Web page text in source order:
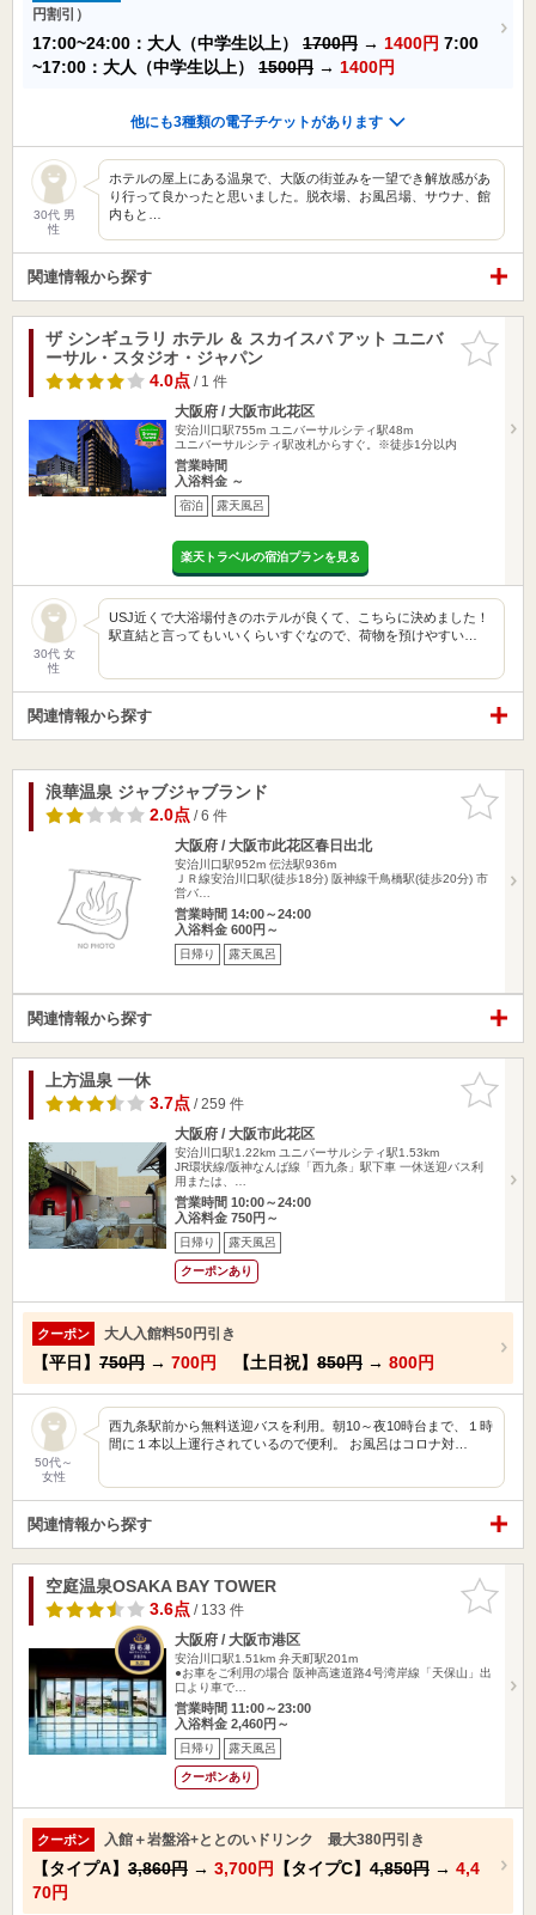
円割引）
17:00~24:00：大人（中学生以上） 1700円 → 1400円 7:00
~17:00：大人（中学生以上） 1500円 → 1400円
他にも3種類の電子チケットがあります
30代 男
性
ホテルの屋上にある温泉で、大阪の街並みを一望でき解放感があ
り行って良かったと思いました。脱衣場、お風呂場、サウナ、館
内もと…
関連情報から探す
お気に入
りに追加
ザ シンギュラリ ホテル ＆ スカイスパ アット ユニバ
ーサル・スタジオ・ジャパン
4.0点/ 1 件
大阪府 / 大阪市此花区
安治川口駅755m ユニバーサルシティ駅48m
ユニバーサルシティ駅改札からすぐ。※徒歩1分以内
営業時間
入浴料金 ～
宿泊 露天風呂
楽天トラベルの宿泊プランを見る
30代 女
性
USJ近くで大浴場付きのホテルが良くて、こちらに決めました！
駅直結と言ってもいいくらいすぐなので、荷物を預けやすい…
関連情報から探す
お気に入
りに追加
浪華温泉 ジャブジャブランド
2.0点/ 6 件
大阪府 / 大阪市此花区春日出北
安治川口駅952m 伝法駅936m
ＪＲ線安治川口駅(徒歩18分) 阪神線千鳥橋駅(徒歩20分) 市
営バ…
営業時間 14:00～24:00
入浴料金 600円～
日帰り 露天風呂
関連情報から探す
お気に入
りに追加
上方温泉 一休
3.7点/ 259 件
大阪府 / 大阪市此花区
安治川口駅1.22km ユニバーサルシティ駅1.53km
JR環状線/阪神なんば線「西九条」駅下車 一休送迎バス利
用または、…
営業時間 10:00～24:00
入浴料金 750円～
日帰り 露天風呂
クーポンあり
クーポン 大人入館料50円引き
【平日】 750円 → 700円 【土日祝】 850円 → 800円
50代～
女性
西九条駅前から無料送迎バスを利用。朝10～夜10時台まで、１時
間に１本以上運行されているので便利。 お風呂はコロナ対…
関連情報から探す
お気に入
りに追加
空庭温泉OSAKA BAY TOWER
3.6点/ 133 件
大阪府 / 大阪市港区
安治川口駅1.51km 弁天町駅201m
●お車をご利用の場合 阪神高速道路4号湾岸線「天保山」出
口より車で…
営業時間 11:00～23:00
入浴料金 2,460円～
日帰り 露天風呂
クーポンあり
クーポン 入館＋岩盤浴+ととのいドリンク 最大380円引き
【タイプA】 3,860円 → 3,700円 【タイプC】 4,850円 → 4,4
70円